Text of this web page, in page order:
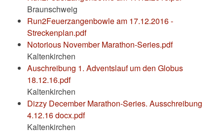
Braunschweig
Run2Feuerzangenbowle am 17.12.2016 -
Streckenplan.pdf
Notorious November Marathon-Series.pdf
Kaltenkirchen
Auschreibung 1. Adventslauf um den Globus
18.12.16.pdf
Kaltenkirchen
Dizzy December Marathon-Series. Ausschreibung
4.12.16 docx.pdf
Kaltenkirchen